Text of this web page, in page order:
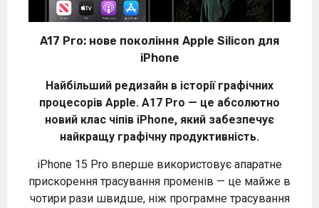
A17 Pro: нове покоління Apple Silicon для
iPhone
Найбільший редизайн в історії графічних
процесорів Apple. A17 Pro — це абсолютно
новий клас чіпів iPhone, який забезпечує
найкращу графічну продуктивність.
iPhone 15 Pro вперше використовує апаратне
прискорення трасування променів — це майже в
чотири рази швидше, ніж програмне трасування